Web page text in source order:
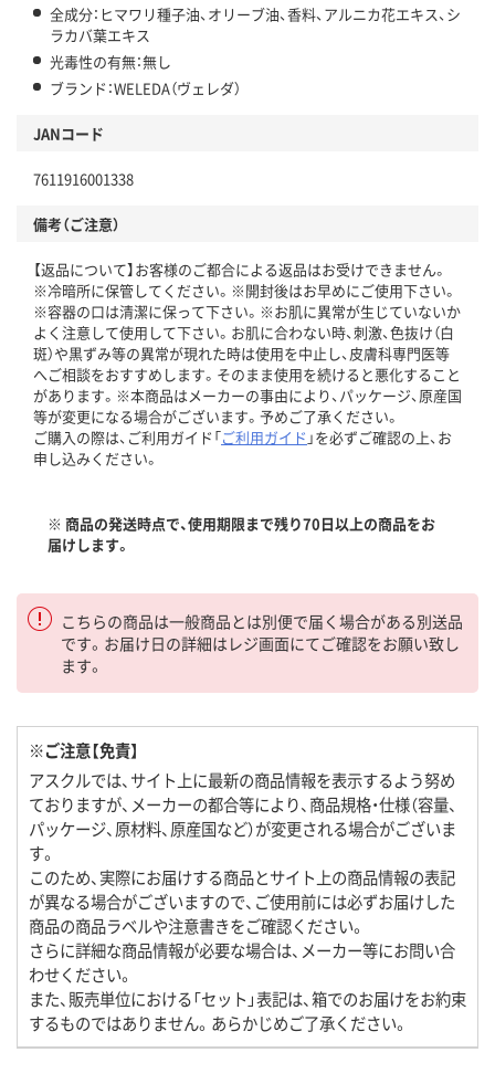
全成分：ヒマワリ種子油、オリーブ油、香料、アルニカ花エキス、シ
ラカバ葉エキス
光毒性の有無：無し
ブランド：WELEDA（ヴェレダ）
JANコード
7611916001338
備考（ご注意）
【返品について】お客様のご都合による返品はお受けできません。
※冷暗所に保管してください。※開封後はお早めにご使用下さい。
※容器の口は清潔に保って下さい。※お肌に異常が生じていないか
よく注意して使用して下さい。お肌に合わない時、刺激、色抜け（白
斑）や黒ずみ等の異常が現れた時は使用を中止し、皮膚科専門医等
へご相談をおすすめします。そのまま使用を続けると悪化すること
があります。※本商品はメーカーの事由により、パッケージ、原産国
等が変更になる場合がございます。予めご了承ください。
ご購入の際は、ご利用ガイド「ご利用ガイド 」を必ずご確認の上、お
申し込みください。
※ 商品の発送時点で、使用期限まで残り70日以上の商品をお
届けします。
こちらの商品は一般商品とは別便で届く場合がある別送品
です。お届け日の詳細はレジ画面にてご確認をお願い致し
ます。
※ご注意【免責】
アスクルでは、サイト上に最新の商品情報を表示するよう努め
ておりますが、メーカーの都合等により、商品規格・仕様（容量、
パッケージ、原材料、原産国など）が変更される場合がございま
す。
このため、実際にお届けする商品とサイト上の商品情報の表記
が異なる場合がございますので、ご使用前には必ずお届けした
商品の商品ラベルや注意書きをご確認ください。
さらに詳細な商品情報が必要な場合は、メーカー等にお問い合
わせください。
また、販売単位における「セット」表記は、箱でのお届けをお約束
するものではありません。あらかじめご了承ください。